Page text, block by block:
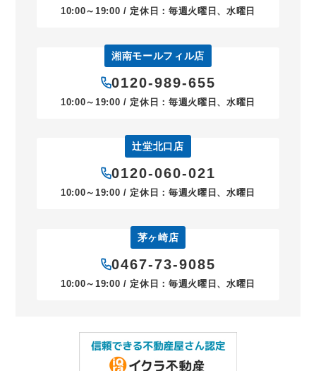
10:00～19:00 / 定休日：毎週火曜日、水曜日
湘南モールフィル店
0120-989-655
10:00～19:00 / 定休日：毎週火曜日、水曜日
辻堂北口店
0120-060-021
10:00～19:00 / 定休日：毎週火曜日、水曜日
茅ヶ崎店
0467-73-9085
10:00～19:00 / 定休日：毎週火曜日、水曜日